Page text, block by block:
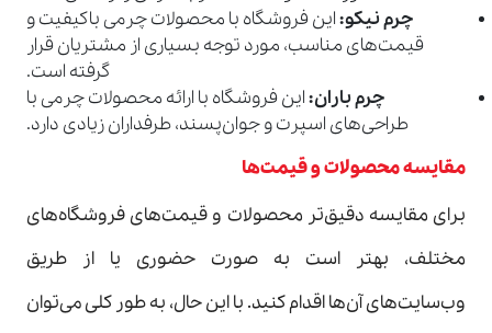
چرم نیکو:این فروشگاه با محصولات چرمی باکیفیت و
قیمت‌های مناسب، مورد توجه بسیاری از مشتریان قرار
گرفته است.
چرم باران:این فروشگاه با ارائه محصولات چرمی با
طراحی‌های اسپرت و جوان‌پسند، طرفداران زیادی دارد.
مقایسه محصولات و قیمت‌ها
برای مقایسه دقیق‌تر محصولات و قیمت‌های فروشگاه‌های
مختلف، بهتر است به صورت حضوری یا از طریق
وب‌سایت‌های آن‌ها اقدام کنید. با این حال، به طور کلی می‌توان